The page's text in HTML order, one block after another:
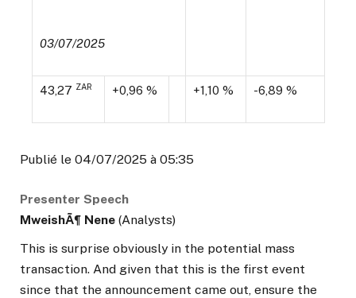
03/07/2025
43,27 ZAR +0,96 % +1,10 % -6,89 %
Publié le 04/07/2025 à 05:35
Presenter Speech
MweishÃ¶ Nene (Analysts)
This is surprise obviously in the potential mass
transaction. And given that this is the first event
since that the announcement came out, ensure the